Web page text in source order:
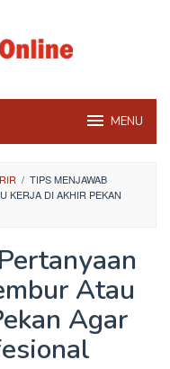
MENU
/ TIPS MENJAWAB
KERJA DI AKHIR PEKAN
Atau
Agar